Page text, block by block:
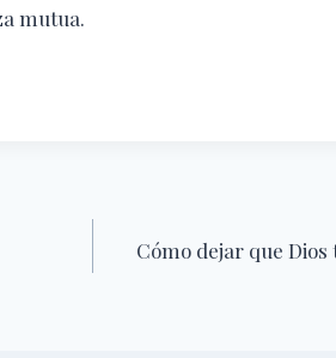
mutua.
Cómo dejar que